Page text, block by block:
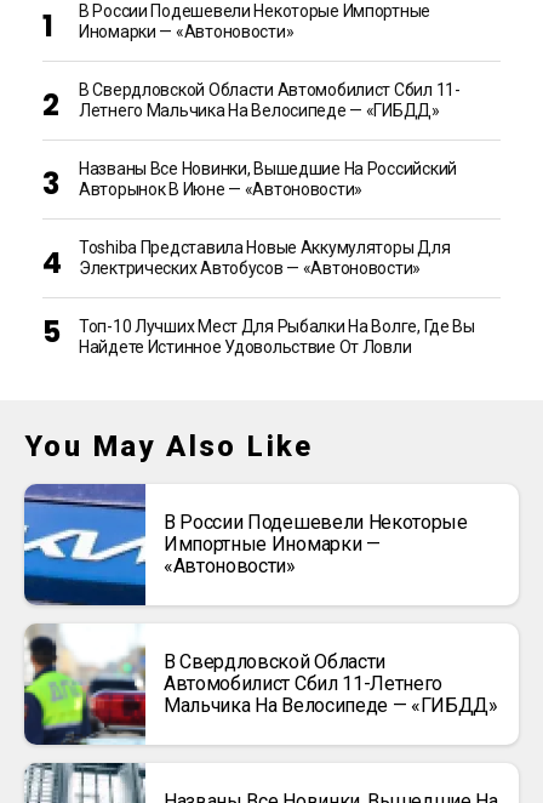
В России Подешевели Некоторые Импортные
Иномарки — «Автоновости»
В Свердловской Области Автомобилист Сбил 11-
Летнего Мальчика На Велосипеде — «ГИБДД»
Названы Все Новинки, Вышедшие На Российский
Авторынок В Июне — «Автоновости»
Toshiba Представила Новые Аккумуляторы Для
Электрических Автобусов — «Автоновости»
Топ-10 Лучших Мест Для Рыбалки На Волге, Где Вы
Найдете Истинное Удовольствие От Ловли
You May Also Like
В России Подешевели Некоторые
Импортные Иномарки —
«Автоновости»
В Свердловской Области
Автомобилист Сбил 11-Летнего
Мальчика На Велосипеде — «ГИБДД»